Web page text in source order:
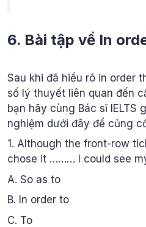
6. Bài tập về In
Sau khi đã hiểu rõ in order
số lý thuyết liên quan đến
bạn hãy cùng Bác sĩ IELTS
nghiệm dưới đây để củng
1. Although the front-row
chose it ……… I could see
A. So as to
B. In order to
C. To